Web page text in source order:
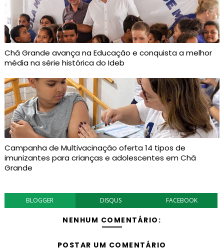
Chã Grande avança na Educação e conquista a melhor
média na série histórica do Ideb
Campanha de Multivacinação oferta 14 tipos de
imunizantes para crianças e adolescentes em Chã
Grande
BLOGGER DISQUS FACEBOOK
NENHUM COMENTÁRIO:
POSTAR UM COMENTÁRIO